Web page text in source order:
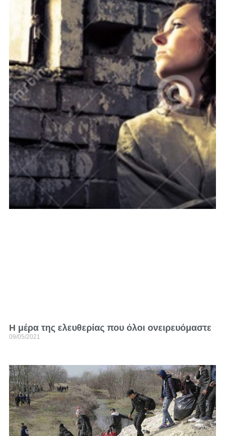
Η μέρα της ελευθερίας που όλοι ονειρευόμαστε
09/05/2021